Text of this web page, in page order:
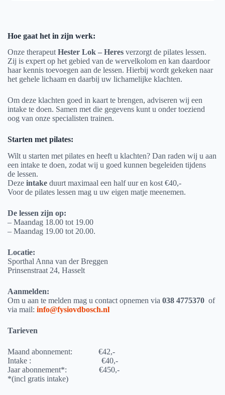
Hoe gaat het in zijn werk:
Onze therapeut Hester Lok – Heres verzorgt de pilates lessen.
Zij is expert op het gebied van de wervelkolom en kan daardoor
haar kennis toevoegen aan de lessen. Hierbij wordt gekeken naar
het gehele lichaam en daarbij uw lichamelijke klachten.
Om deze klachten goed in kaart te brengen, adviseren wij een
intake te doen. Samen met die gegevens kunt u onder toeziend
oog van onze specialisten trainen.
Starten met pilates:
Wilt u starten met pilates en heeft u klachten? Dan raden wij u aan
een intake te doen, zodat wij u goed kunnen begeleiden tijdens
de lessen.
Deze intake duurt maximaal een half uur en kost €40,-
Voor de pilates lessen mag u uw eigen matje meenemen.
De lessen zijn op:
– Maandag 18.00 tot 19.00
– Maandag 19.00 tot 20.00.
Locatie:
Sporthal Anna van der Breggen
Prinsenstraat 24, Hasselt
Aanmelden:
Om u aan te melden mag u contact opnemen via 038 4775370 of
via mail: info@fysiovdbosch.nl
Tarieven
Maand abonnement: €42,-
Intake : €40,-
Jaar abonnement*: €450,-
*(incl gratis intake)